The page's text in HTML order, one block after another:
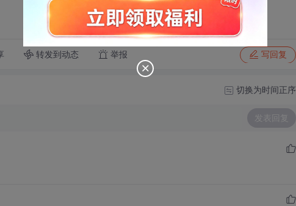
转发到动态 举报 写回复
切换为时间正序
发表回复